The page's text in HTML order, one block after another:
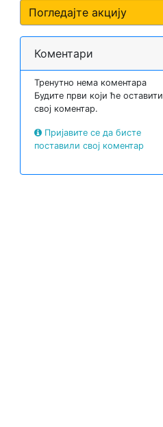
Погледајте акцију
Коментари
Тренутно нема коментара
Будите први који ће оставити
свој коментар.
Пријавите се да бисте
поставили свој коментар